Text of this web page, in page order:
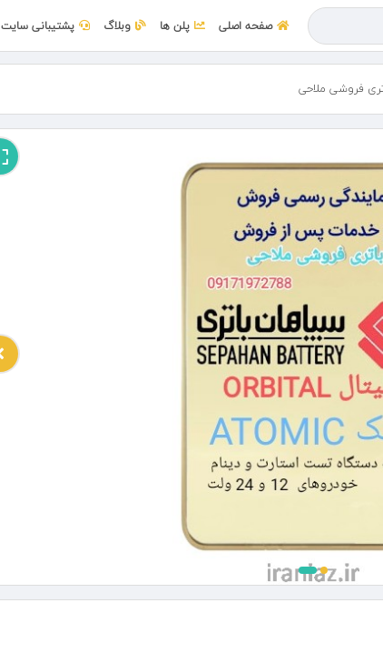
صفحه اصلی پلن ها وبلاگ پشتیبانی سایت
فروشی ملاحی